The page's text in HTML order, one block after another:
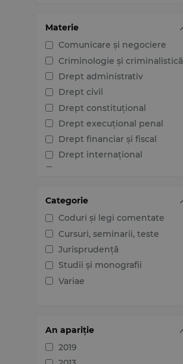
Materie
Comunicare și negociere
Criminologie și criminalistică
Drept administrativ
Drept civil
Drept constituțional
Drept execuțional penal
Drept financiar și fiscal
Drept internațional
Drept procesual penal
Dreptul afacerilor
Dreptul familiei
Dreptul mediului
Dreptul muncii și securității
sociale
Dreptul Uniunii Europene
Jurisprudența instanțelor
Categorie
Coduri și legi comentate
Cursuri, seminarii, teste
Jurisprudență
Studii și monografii
Variae
An apariție
2019